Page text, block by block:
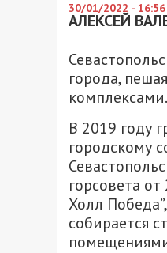
30/01/2022 - 16:56
АЛЕКСЕЙ
города,
В 2019 году
городскому
горсовета
Холл
собирается